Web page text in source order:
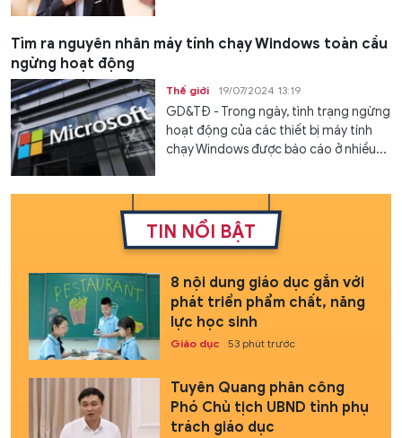
Tìm ra nguyên nhân máy tính chạy Windows toàn cầu
ngừng hoạt động
Thế giới 19/07/2024 13:19
GD&TĐ - Trong ngày, tình trạng ngừng
hoạt động của các thiết bị máy tính
chạy Windows được báo cáo ở nhiều...
TIN NỔI BẬT
8 nội dung giáo dục gắn với
phát triển phẩm chất, năng
lực học sinh
Giáo dục 53 phút trước
Tuyên Quang phân công
Phó Chủ tịch UBND tỉnh phụ
trách giáo dục